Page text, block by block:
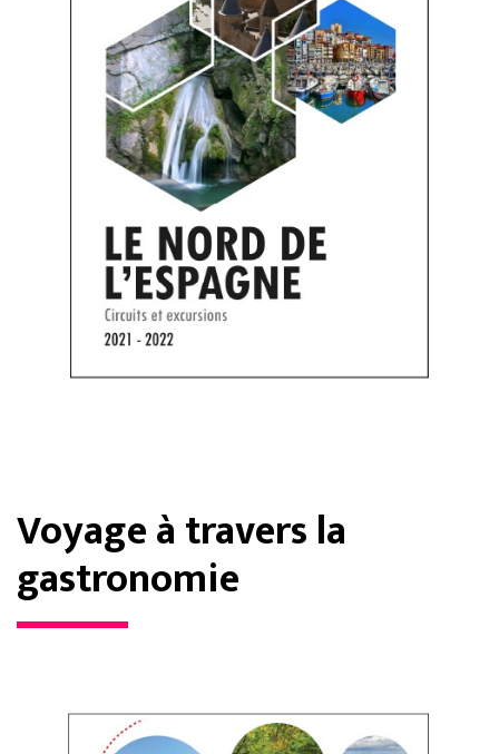
Voyage à travers la
gastronomie